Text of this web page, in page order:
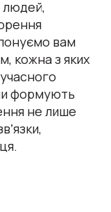
людей,
вам
кожна з яких
формують
не лише